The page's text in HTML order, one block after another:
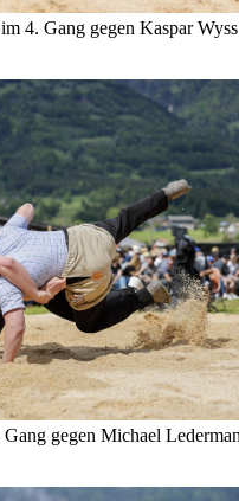
4. Gang gegen Kaspar
gegen Michael